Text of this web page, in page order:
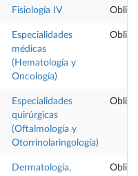
Fisiología IV
Especialidades
médicas
(Hematología y
Oncología)
Especialidades
quirúrgicas
(Oftalmología y
Otorrinolaringología)
Dermatología,